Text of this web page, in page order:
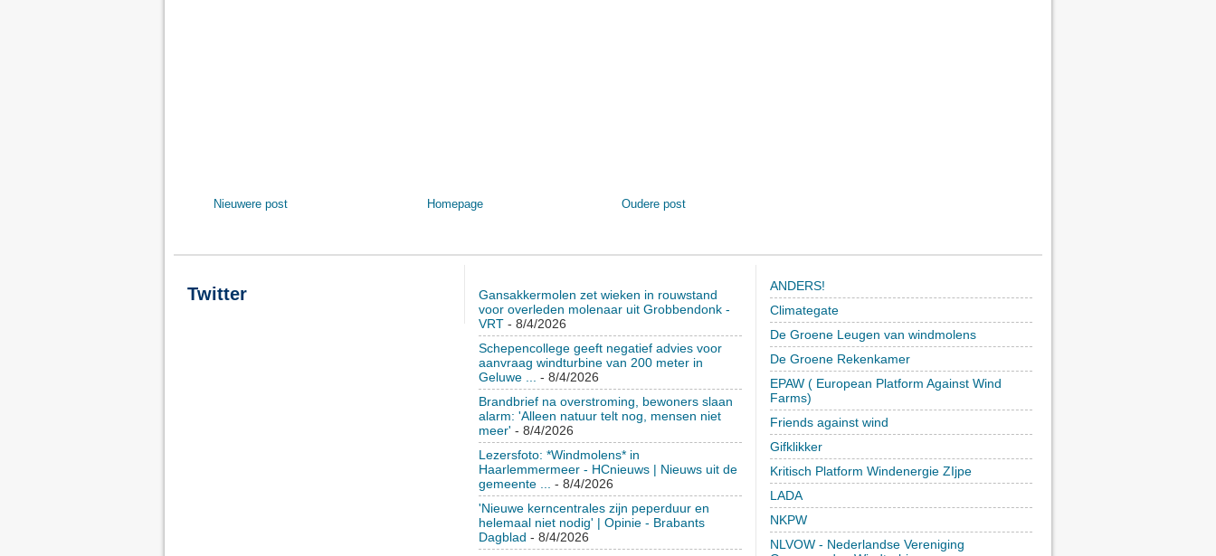
Nieuwere post Oudere post
Homepage
Twitter
Gansakkermolen zet wieken in rouwstand
voor overleden molenaar uit Grobbendonk -
VRT- 8/4/2026
Schepencollege geeft negatief advies voor
aanvraag windturbine van 200 meter in
Geluwe ...
- 8/4/2026
Brandbrief na overstroming, bewoners slaan
alarm: 'Alleen natuur telt nog, mensen niet
meer' - 8/4/2026
Lezersfoto: *Windmolens* in
Haarlemmermeer - HCnieuws | Nieuws uit de
gemeente ...
- 8/4/2026
'Nieuwe kerncentrales zijn peperduur en
helemaal niet nodig' | Opinie - Brabants
Dagblad - 8/4/2026
ANDERS!
Climategate
De Groene Leugen van windmolens
De Groene Rekenkamer
EPAW ( European Platform Against Wind
Farms)
Friends against wind
Gifklikker
Kritisch Platform Windenergie ZIjpe
LADA
NKPW
NLVOW - Nederlandse Vereniging